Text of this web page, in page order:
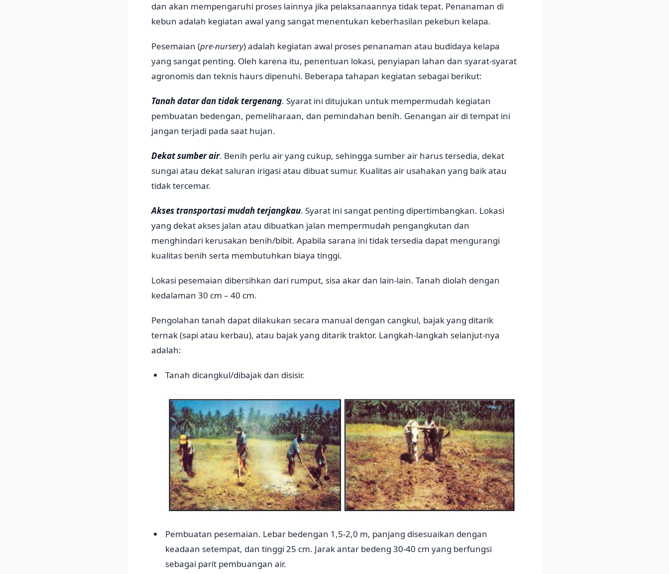
dan akan mempengaruhi proses lainnya jika pelaksanaannya tidak tepat. Penanaman di
kebun adalah kegiatan awal yang sangat menentukan keberhasilan pekebun kelapa.
Pesemaian (pre-nursery) adalah kegiatan awal proses penanaman atau budidaya kelapa
yang sangat penting. Oleh karena itu, penentuan lokasi, penyiapan lahan dan syarat-syarat
agronomis dan teknis haurs dipenuhi. Beberapa tahapan kegiatan sebagai berikut:
Tanah datar dan tidak tergenang. Syarat ini ditujukan untuk mempermudah kegiatan
pembuatan bedengan, pemeliharaan, dan pemindahan benih. Genangan air di tempat ini
jangan terjadi pada saat hujan.
Dekat sumber air. Benih perlu air yang cukup, sehingga sumber air harus tersedia, dekat
sungai atau dekat saluran irigasi atau dibuat sumur. Kualitas air usahakan yang baik atau
tidak tercemar.
Akses transportasi mudah terjangkau. Syarat ini sangat penting dipertimbangkan. Lokasi
yang dekat akses jalan atau dibuatkan jalan mempermudah pengangkutan dan
menghindari kerusakan benih/bibit. Apabila sarana ini tidak tersedia dapat mengurangi
kualitas benih serta membutuhkan biaya tinggi.
Lokasi pesemaian dibersihkan dari rumput, sisa akar dan lain-lain. Tanah diolah dengan
kedalaman 30 cm – 40 cm.
Pengolahan tanah dapat dilakukan secara manual dengan cangkul, bajak yang ditarik
ternak (sapi atau kerbau), atau bajak yang ditarik traktor. Langkah-langkah selanjut-nya
adalah:
Tanah dicangkul/dibajak dan disisir.
Pembuatan pesemaian. Lebar bedengan 1,5-2,0 m, panjang disesuaikan dengan
keadaan setempat, dan tinggi 25 cm. Jarak antar bedeng 30-40 cm yang berfungsi
sebagai parit pembuangan air.